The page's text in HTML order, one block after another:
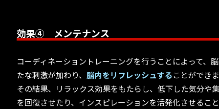
効果④ メンテナンス
コーディネーショントレーニングを行うことによって、
たな刺激が加わり、 脳内をリフレッシュすることができ
その結果、リラックス効果をもたらし、低下した気分や
を回復させたり、インスピレーションを活発化させるこ